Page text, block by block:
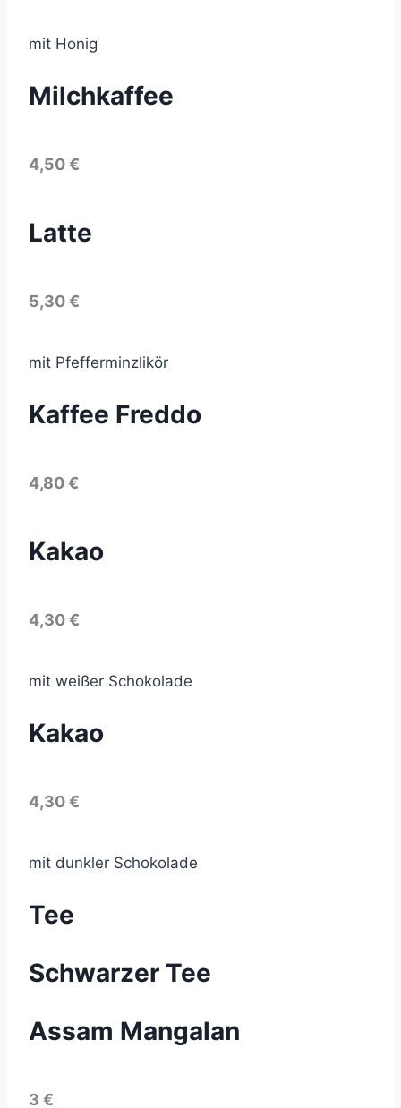
mit Honig
Milchkaffee
4,50 €
Latte
5,30 €
mit Pfefferminzlikör
Kaffee Freddo
4,80 €
Kakao
4,30 €
mit weißer Schokolade
Kakao
4,30 €
mit dunkler Schokolade
Tee
Schwarzer Tee
Assam Mangalan
3 €